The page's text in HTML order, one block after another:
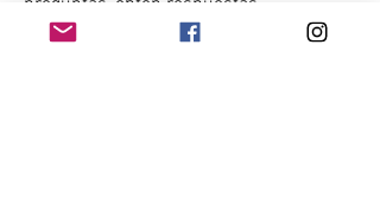
Leer más